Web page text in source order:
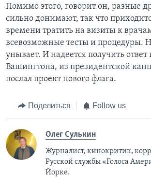
Помимо этого, говорит он, разные
сильно донимают, так что
времени тратить на визиты к
всевозможные тесты и процедуры.
унывает. И надеется получить ответ
Вашингтона, из президентской
послал проект нового флага.
Поделиться Follow us
Олег Сулькин
Журналист, кинокритик,
Русской службы «Голоса
Йорке.